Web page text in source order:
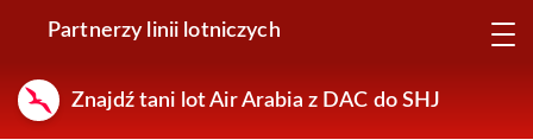
Partnerzy linii lotniczych
Znajdź tani lot Air Arabia z DAC do SHJ